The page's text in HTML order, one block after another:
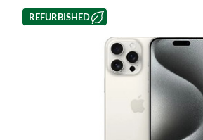
REFURBISHED